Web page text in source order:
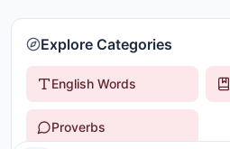
Explore Categories
English Words
Proverbs